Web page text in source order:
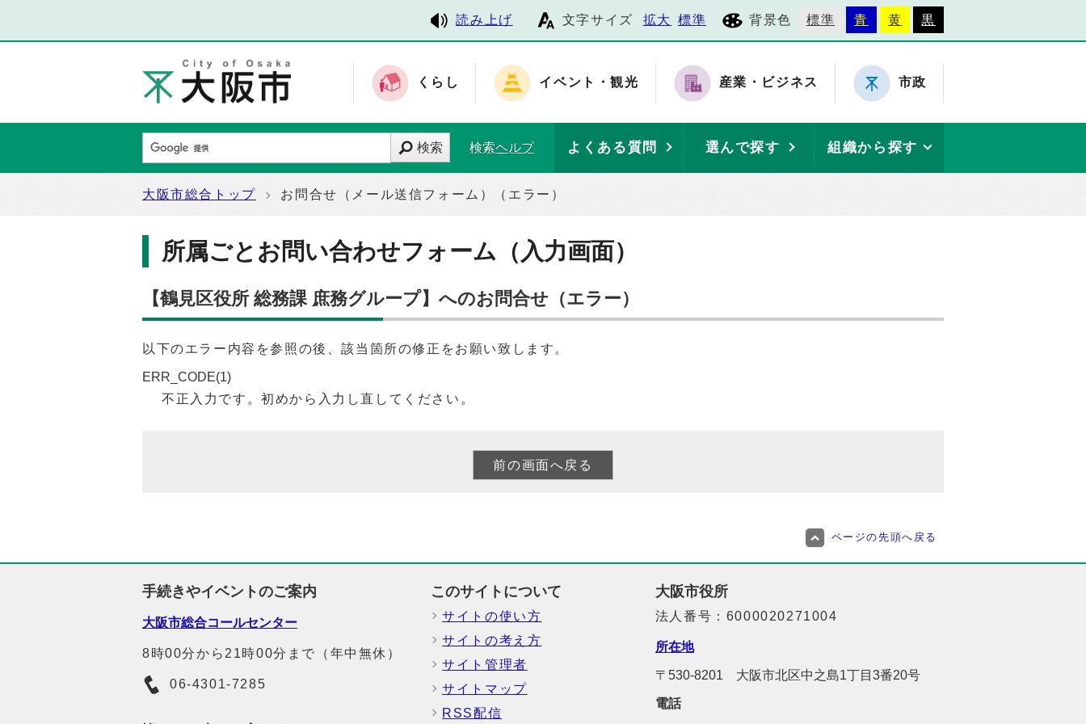
読み上げ 文字サイズ 拡大 標準 背景色 標準 青 黄 黒
くらし イベント・観光 産業・ビジネス 市政
検索 検索ヘルプ よくある質問 選んで探す 組織から探す
大阪市総合トップ お問合せ（メール送信フォーム）（エラー）
所属ごとお問い合わせフォーム（入力画面）
【鶴見区役所 総務課 庶務グループ】へのお問合せ（エラー）
以下のエラー内容を参照の後、該当箇所の修正をお願い致します。
ERR_CODE(1)
不正入力です。初めから入力し直してください。
ページの先頭へ戻る
手続きやイベントのご案内
大阪市総合コールセンター
8時00分から21時00分まで（年中無休）
06-4301-7285
このサイトについて
サイトの使い方
サイトの考え方
サイト管理者
サイトマップ
RSS配信
大阪市役所
法人番号：6000020271004
所在地
〒530-8201 大阪市北区中之島1丁目3番20号
電話